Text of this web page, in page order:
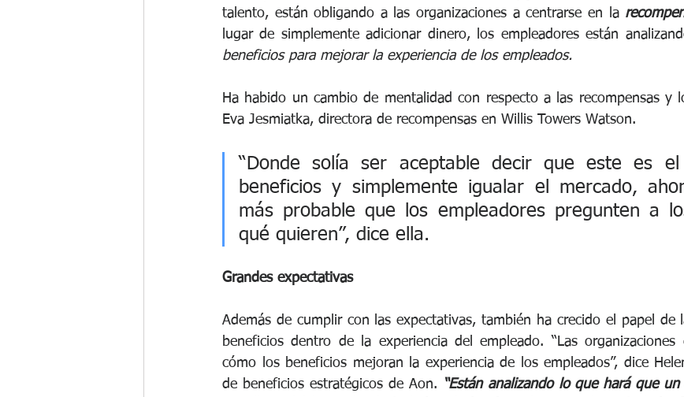
talento, están obligando a las organizaciones a centrarse en la
lugar de simplemente adicionar dinero, los empleadores están
beneficios para mejorar la experiencia de los empleados.
Ha habido un cambio de mentalidad con respecto a las recompensas y
Eva Jesmiatka, directora de recompensas en Willis Towers Watson.
“Donde solía ser aceptable decir que este es
beneficios y simplemente igualar el mercado,
más probable que los empleadores pregunten a
qué quieren”, dice ella.
Grandes expectativas
Además de cumplir con las expectativas, también ha crecido el papel de
beneficios dentro de la experiencia del empleado. “Las organizaciones
cómo los beneficios mejoran la experiencia de los empleados”, dice
de beneficios estratégicos de Aon.
“Están analizando lo que hará que